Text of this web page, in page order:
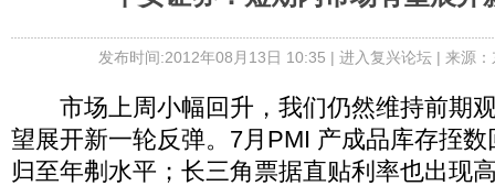
发布时间:2012年08月13日 10:35 | 进入复兴论坛| 来源
市场上周小幅回升，我们仍然维持前期
望展开新一轮反弹。7月PMI 产成品库存挃
归至年刜水平；长三角票据直贴利率也出现